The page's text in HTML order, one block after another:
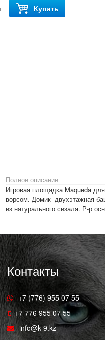
Купить
Полное описание
Игровая площадка Maqueda для кошек. Основание, спальные места и гамак - плюш с длинным
ворсом. Домик- двухэтажная
из натурального сизаля. Р-р
Контакты
+7 (776) 955 07 55
+7 776 955 07 55
info@k-9.kz